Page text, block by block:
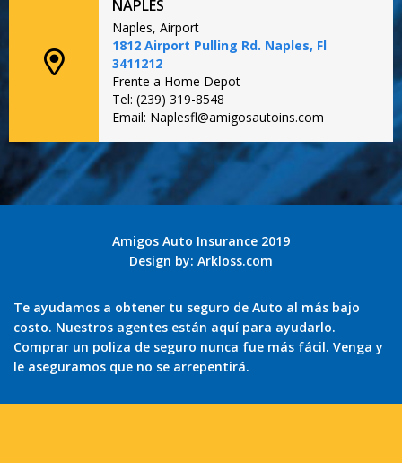
NAPLES
Naples, Airport
1812 Airport Pulling Rd. Naples, Fl
3411212
Frente a Home Depot
Tel: (239) 319-8548
Email: Naplesfl@amigosautoins.com
Amigos Auto Insurance 2019
Design by: Arkloss.com
Te ayudamos a obtener tu seguro de Auto al más bajo
costo. Nuestros agentes están aquí para ayudarlo.
Comprar un poliza de seguro nunca fue más fácil. Venga y
le aseguramos que no se arrepentirá.